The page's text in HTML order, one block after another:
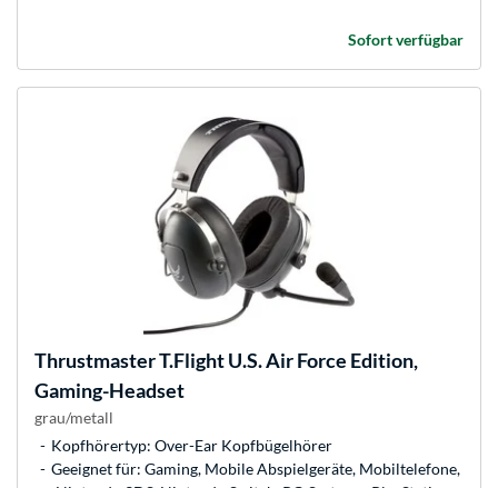
Sofort verfügbar
ThrustmasterT.Flight U.S. Air Force Edition,
Gaming-Headset
grau/metall
Kopfhörertyp: Over-Ear Kopfbügelhörer
Geeignet für: Gaming, Mobile Abspielgeräte, Mobiltelefone,